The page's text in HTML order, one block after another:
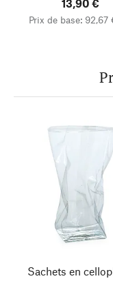
13,90 €
Prix de base:
Sachets en